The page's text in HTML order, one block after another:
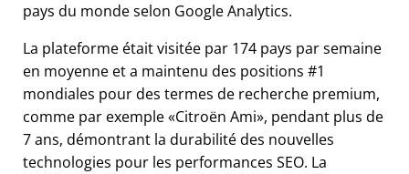
pays du monde selon Google Analytics.
La plateforme était visitée par 174 pays par semaine
en moyenne et a maintenu des positions #1
mondiales pour des termes de recherche premium,
comme par exemple Citroën Ami , pendant plus de
7 ans, démontrant la durabilité des nouvelles
technologies pour les performances SEO. La